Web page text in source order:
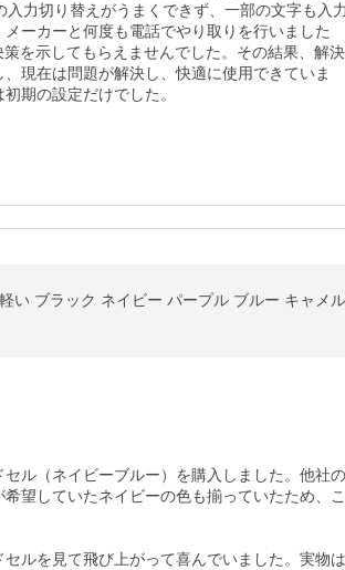
力切り替えがうまくできず、一部の文字も入力
ーカーと何度も電話でやり取りを行いました
を示してもらえませんでした。その結果、解決
現在は問題が解決し、快適に使用できていま
期の設定だけでした。
ル（ネイビーブルー）を購入しました。他社の
望していたネイビーの色も揃っていたため、こ
ルを見て飛び上がって喜んでいました。実物は